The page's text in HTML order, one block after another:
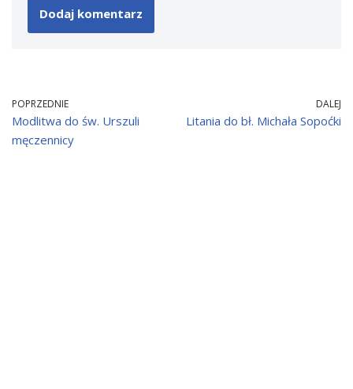
POPRZEDNIE
Modlitwa do św. Urszuli
męczennicy
DALEJ
Litania do bł. Michała Sopoćki